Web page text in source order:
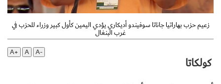
زعيم حزب بهاراتيا جاناتا سوفيندو أديكاري يؤدي اليمين كأول كبير وزراء للحزب في
غرب البنغال
A+
A A-
كولكاتا